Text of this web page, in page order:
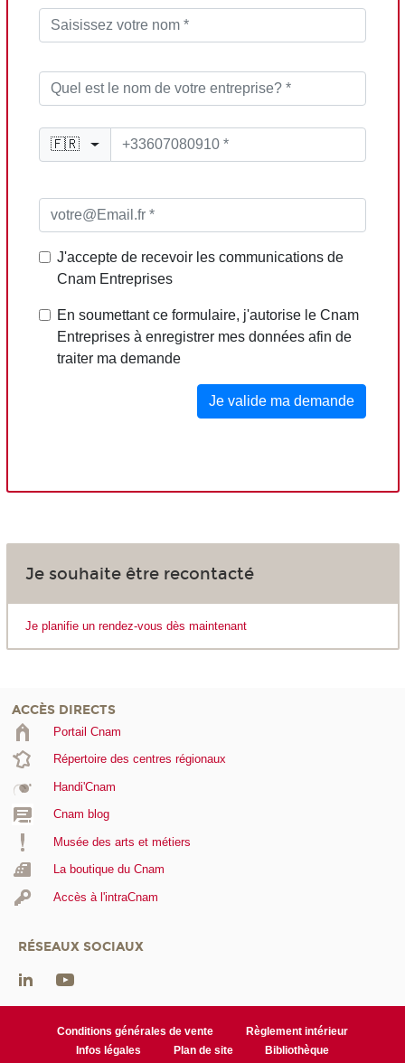
Je souhaite être recontacté
Je planifie un rendez-vous dès maintenant
ACCÈS DIRECTS
Portail Cnam
Répertoire des centres régionaux
Handi'Cnam
Cnam blog
Musée des arts et métiers
La boutique du Cnam
Accès à l'intraCnam
RÉSEAUX SOCIAUX
Conditions générales de vente
Règlement intérieur
Infos légales
Plan de site Bibliothèque